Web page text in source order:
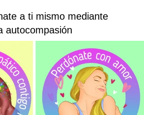
a ti mismo mediante
autocompasión